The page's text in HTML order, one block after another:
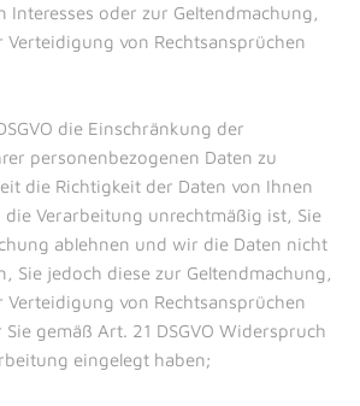
Interesses oder zur Geltendmachung,
Verteidigung von Rechtsansprüchen
die Einschränkung der
personenbezogenen Daten zu
die Richtigkeit der Daten von Ihnen
Verarbeitung unrechtmäßig ist, Sie
ablehnen und wir die Daten nicht
Sie jedoch diese zur Geltendmachung,
Verteidigung von Rechtsansprüchen
gemäß Art. 21 DSGVO Widerspruch
eingelegt haben;